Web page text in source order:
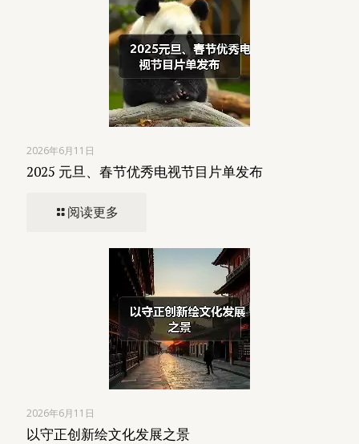
2026年6月11日
2025 元旦、春节优秀电视节目片单发布
阅读更多
2026年6月11日
以守正创新绘文化发展之景